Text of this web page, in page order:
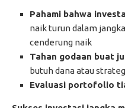
Pahami bahwa
naik turun dalam
cenderung naik
Tahan godaan buat
butuh dana atau
Evaluasi portofolio